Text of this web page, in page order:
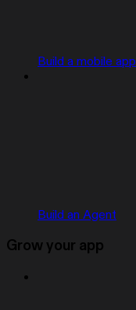
Build a mobile app
Build an Agent
Grow your app